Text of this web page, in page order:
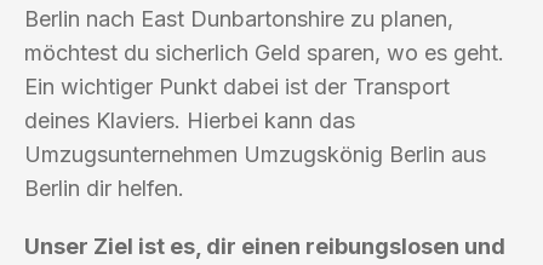
Berlin nach East Dunbartonshire zu planen,
möchtest du sicherlich Geld sparen, wo es geht.
Ein wichtiger Punkt dabei ist der Transport
deines Klaviers. Hierbei kann das
Umzugsunternehmen Umzugskönig Berlin aus
Berlin dir helfen.
Unser Ziel ist es, dir einen reibungslosen und